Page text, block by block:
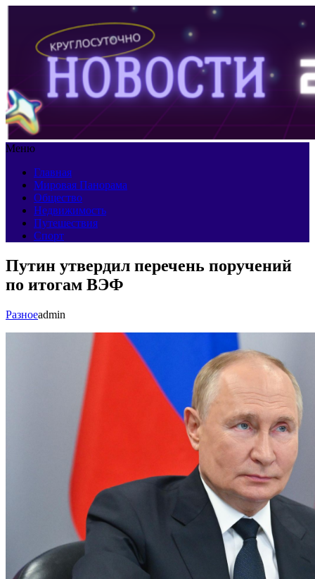
Меню
Главная
Мировая Панорама
Общество
Недвижимость
Путешествия
Спорт
Путин утвердил перечень поручений
по итогам ВЭФ
Разноеadmin